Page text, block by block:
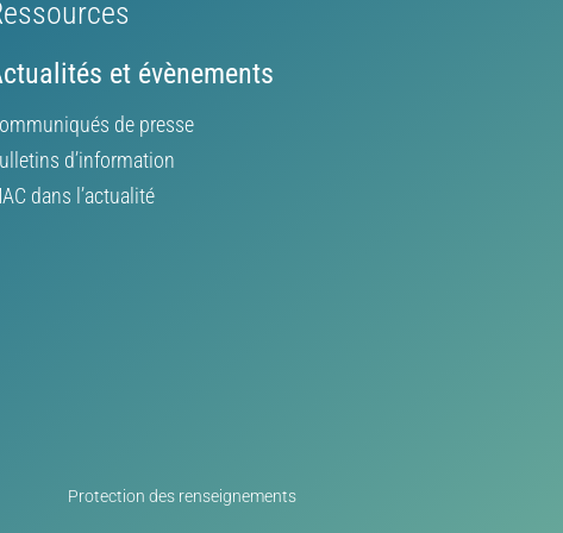
et évènements
de presse
d’information
dans l’actualité
Protection des renseignements